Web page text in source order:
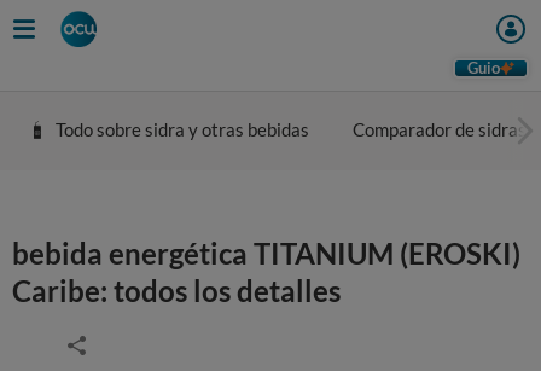
Guio
Todo sobre sidra y otras bebidas Comparador de sidras
bebida energética TITANIUM (EROSKI)
Caribe: todos los detalles